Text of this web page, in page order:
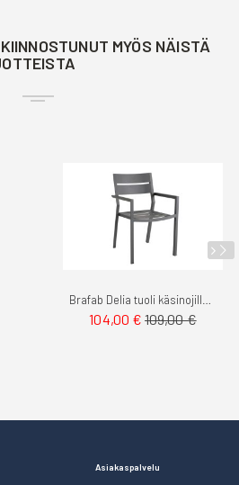
MYÖS NÄISTÄ
104,00 € 109,00 €
Asiakaspalvelu